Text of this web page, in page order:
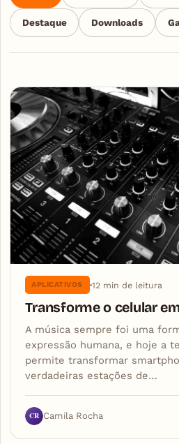
Destaque Downloads
Articles
APLICATIVOS 12 min de leitura
Transforme o celular
A música sempre foi uma
expressão humana, e hoje a
permite transformar
verdadeiras estações de…
CR Camila Rocha